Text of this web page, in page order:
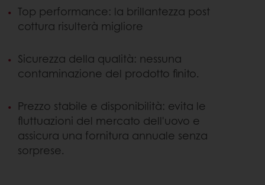
Top performance: la brillantezza post
cottura risulterà migliore
Sicurezza della qualità: nessuna
contaminazione del prodotto finito.
Prezzo stabile e disponibilità: evita le
fluttuazioni del mercato dell'uovo e
assicura una fornitura annuale senza
sorprese.